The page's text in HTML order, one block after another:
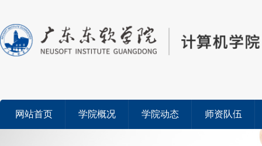
网站首页 学院概况 学院动态 师资队伍